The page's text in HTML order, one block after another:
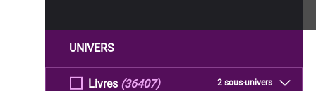
UNIVERS
Livres 2 sous-univers
(36407)